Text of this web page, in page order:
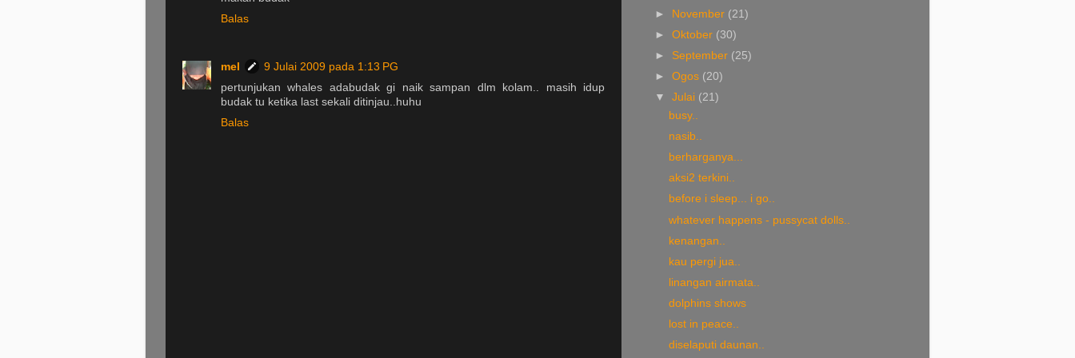
Balas
mel
9 Julai 2009 pada 1:13 PG
pertunjukan whales adabudak gi naik sampan dlm kolam.. masih idup
budak tu ketika last sekali ditinjau..huhu
Balas
► November (21)
►Oktober (30)
► September (25)
►Ogos (20)
▼Julai (21)
busy..
nasib..
berharganya...
aksi2 terkini..
before i sleep... i go..
whatever happens - pussycat dolls..
kenangan..
kau pergi jua..
linangan airmata..
dolphins shows
lost in peace..
diselaputi daunan..